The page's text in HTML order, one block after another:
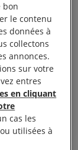
à
je
Hotspot de
bon
le contenu
données à
collectons
annonces.
sur votre
entres
en cliquant
cas les
utilisées à